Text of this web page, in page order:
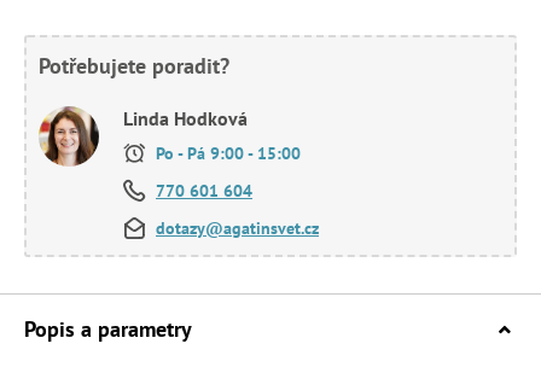
Potřebujete poradit?
Linda Hodková
Po - Pá 9:00 - 15:00
770 601 604
dotazy@agatinsvet.cz
Popis a parametry